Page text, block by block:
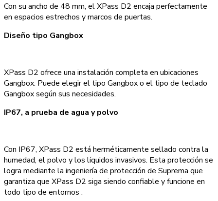
Con su ancho de 48 mm, el XPass D2 encaja perfectamente
en espacios estrechos y marcos de puertas.
Diseño tipo Gangbox
XPass D2 ofrece una instalación completa en ubicaciones
Gangbox. Puede elegir el tipo Gangbox o el tipo de teclado
Gangbox según sus necesidades.
IP67, a prueba de agua y polvo
Con IP67, XPass D2 está herméticamente sellado contra la
humedad, el polvo y los líquidos invasivos. Esta protección se
logra mediante la ingeniería de protección de Suprema que
garantiza que XPass D2 siga siendo confiable y funcione en
todo tipo de entornos .